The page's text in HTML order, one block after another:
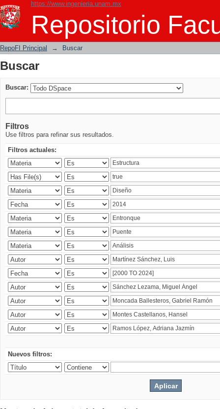
https://www.ingenieria.unam.mx
Repositorio
Buscar
RepoFI Principal → Buscar
Buscar
Buscar:
Filtros
Use filtros para refinar sus resultados.
Filtros actuales:
Nuevos filtros: